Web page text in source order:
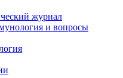
журнал
и вопросы